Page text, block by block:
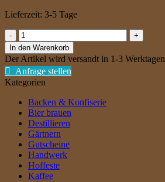
Lieferzeit: 3-5 Tage
Schwarzwälder
Roter
Topinambur
mit
Kandiszucker
[23,00€/l]
Menge
In den Warenkorb
Der Artikel wird versandt in 1-3 Werktagen
Anfrage stellen
Kategorien
Backen & Konfiserie
Bier brauen
Destillieren
Gärtnern
Gutscheine
Handwerk
Hoffeste
Kaffee